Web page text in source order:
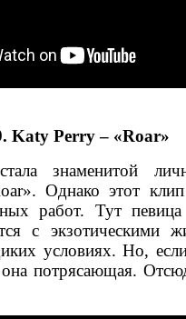
Katy Perry – «Roar»
знаменитой
Однако этот клип
работ. Тут певица
с экзотическими
условиях. Но,
потрясающая.